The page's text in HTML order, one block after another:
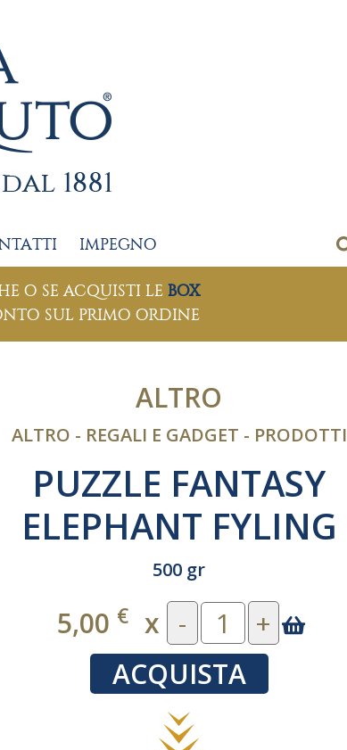
IMPEGNO
O SE ACQUISTI LE BOX
SUL PRIMO ORDINE
ALTRO
ALTRO - REGALI E GADGET - PRODOTTI
PUZZLE FANTASY
ELEPHANT FYLING
500 gr
5,00 € x -
+
ACQUISTA